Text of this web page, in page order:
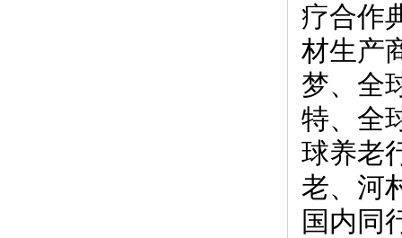
疗合作
材生产
梦、全
特、全
球养老
老、河
国内同